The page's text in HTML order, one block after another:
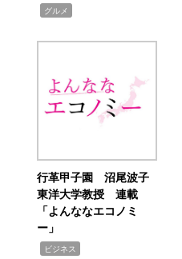
グルメ
行革甲子園 沼尾波子
東洋大学教授 連載
「よんななエコノミ
ー」
ビジネス